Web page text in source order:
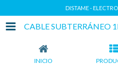
DISTAME -
INICIO